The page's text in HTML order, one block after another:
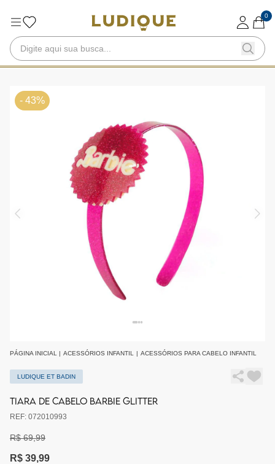
0
PÁGINA INICIAL | ACESSÓRIOS INFANTIL | ACESSÓRIOS PARA CABELO INFANTIL
LUDIQUE ET BADIN
TIARA DE CABELO BARBIE GLITTER
REF: 072010993
R$ 69,99
R$ 39,99
- 43%